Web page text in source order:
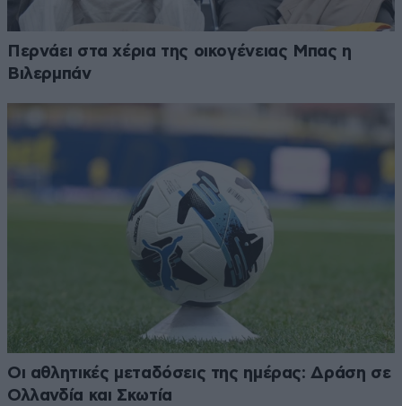
Περνάει στα χέρια της οικογένειας Μπας η
Βιλερμπάν
Οι αθλητικές μεταδόσεις της ημέρας: Δράση σε
Ολλανδία και Σκωτία